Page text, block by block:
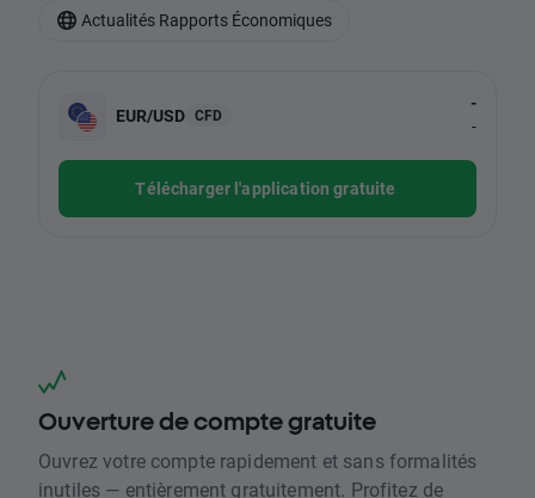
EUR/USD CFD
-
-
Télécharger l'application gratuite
Ouverture de compte gratuite
Ouvrez votre compte rapidement et sans formalités
inutiles — entièrement gratuitement. Profitez de
Actualités Rapports Économiques